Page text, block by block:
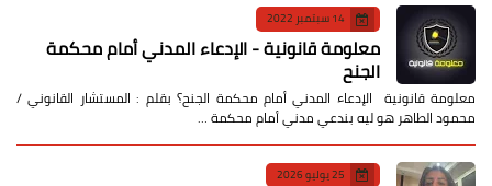
14 سبتمبر 2022
معلومة قانونية - الإدعاء المدني أمام محكمة
الجنح
معلومة قانونية الإدعاء المدني أمام محكمة الجنح؟ بقلم : المستشار القانوني /
محمود الطاهر هو ليه بندعي مدني أمام محكمة …
25 يوليو 2026